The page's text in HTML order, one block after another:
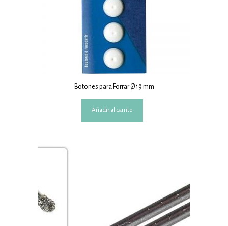
Botones para Forrar Ø 19 mm
Añadir al carrito